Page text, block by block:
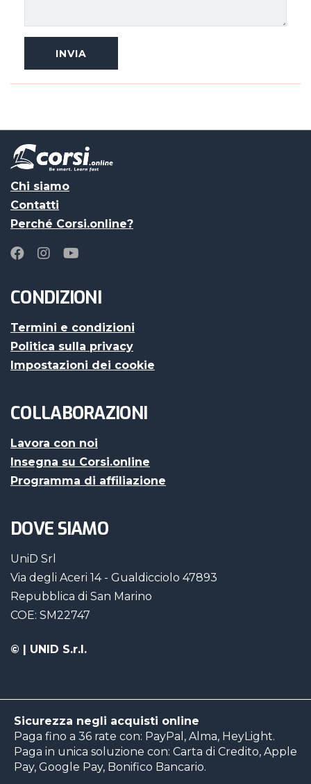
Chi siamo
Contatti
Perché Corsi.online?
CONDIZIONI
Termini e condizioni
Politica sulla privacy
Impostazioni dei cookie
COLLABORAZIONI
Lavora con noi
Insegna su Corsi.online
Programma di affiliazione
DOVE SIAMO
UniD Srl
Via degli Aceri 14 - Gualdicciolo 47893
Repubblica di San Marino
COE: SM22747
© | UNID S.r.l.
Sicurezza negli acquisti online
Paga fino a 36 rate con: PayPal, Alma, HeyLight.
Paga in unica soluzione con: Carta di Credito, Apple
Pay, Google Pay, Bonifico Bancario.